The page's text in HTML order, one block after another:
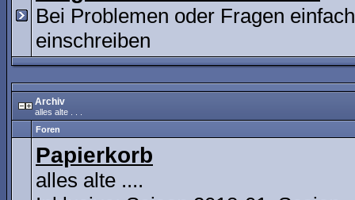
Bei Problemen oder Fragen
einschreiben
Archiv
alles alte . . .
Foren
Papierkorb
alles alte ....